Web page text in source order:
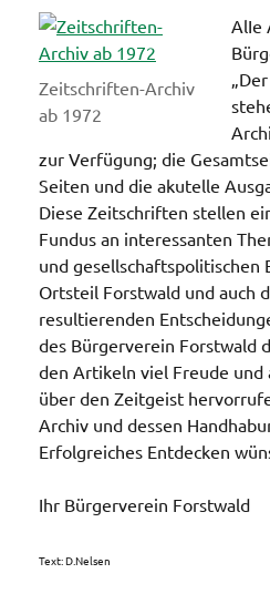
Zeitschriften-Archiv
ab 1972
AlIe
zur Verfügung; die
Seiten und die akutelle
Diese Zeitschriften stellen
Fundus an interessanten
und gesellschaftspolitischen
Ortsteil Forstwald und auch
resultierenden
des Bürgerverein Forstwald
den Artikeln viel Freude und
über den Zeitgeist
Archiv und dessen
Erfolgreiches Entdecken
Ihr Bürgerverein Forstwald
Text: D.Nelsen